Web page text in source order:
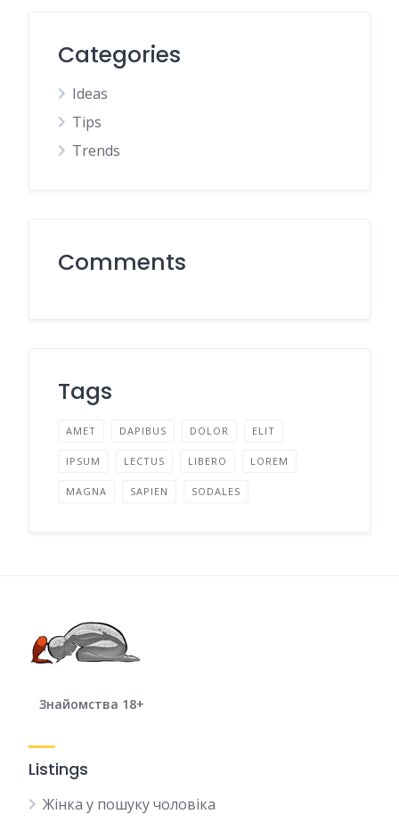
Categories
Ideas
Tips
Trends
Comments
Tags
AMET DAPIBUS DOLOR ELIT
IPSUM LECTUS LIBERO LOREM
MAGNA SAPIEN SODALES
Знайомства 18+
Listings
Жінка у пошуку чоловіка